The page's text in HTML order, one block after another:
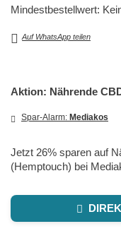
Mindestbestellwert:
Auf WhatsApp teilen
Aktion: Nährende
Spar-Alarm: Mediakos
Jetzt 26% sparen auf
(Hemptouch) bei